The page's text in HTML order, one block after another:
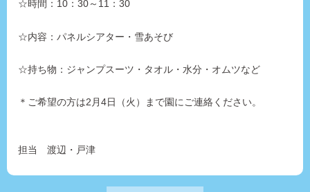
☆時間：10：30～11：30
☆内容：パネルシアター・雪あそび
☆持ち物：ジャンプスーツ・タオル・水分・オムツなど
＊ご希望の方は2月4日（火）まで園にご連絡ください。
担当 渡辺・戸津